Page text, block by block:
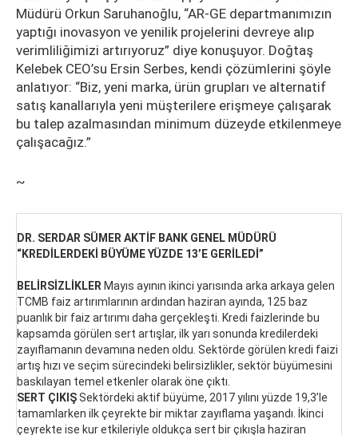
Müdürü Orkun Saruhanoğlu, “AR-GE departmanımızın
yaptığı inovasyon ve yenilik projelerini devreye alıp
verimliliğimizi artırıyoruz” diye konuşuyor. Doğtaş
Kelebek CEO’su Ersin Serbes, kendi çözümlerini şöyle
anlatıyor: “Biz, yeni marka, ürün grupları ve alternatif
satış kanallarıyla yeni müşterilere erişmeye çalışarak
bu talep azalmasından minimum düzeyde etkilenmeye
çalışacağız.”
~
DR. SERDAR SÜMER AKTİF BANK GENEL MÜDÜRÜ
“KREDİLERDEKİ BÜYÜME YÜZDE 13’E GERİLEDİ”
BELİRSİZLİKLER Mayıs ayının ikinci yarısında arka arkaya gelen
TCMB faiz artırımlarının ardından haziran ayında, 125 baz
puanlık bir faiz artırımı daha gerçekleşti. Kredi faizlerinde bu
kapsamda görülen sert artışlar, ilk yarı sonunda kredilerdeki
zayıflamanın devamına neden oldu. Sektörde görülen kredi faizi
artış hızı ve seçim sürecindeki belirsizlikler, sektör büyümesini
baskılayan temel etkenler olarak öne çıktı.
SERT ÇIKIŞSektördeki aktif büyüme, 2017 yılını yüzde 19,3’le
tamamlarken ilk çeyrekte bir miktar zayıflama yaşandı. İkinci
çeyrekte ise kur etkileriyle oldukça sert bir çıkışla haziran